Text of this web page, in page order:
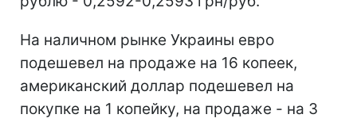
На наличном рынке Украины евро
подешевел на продаже на 16 копеек,
американский доллар подешевел на
покупке на 1 копейку, на продаже - на 3